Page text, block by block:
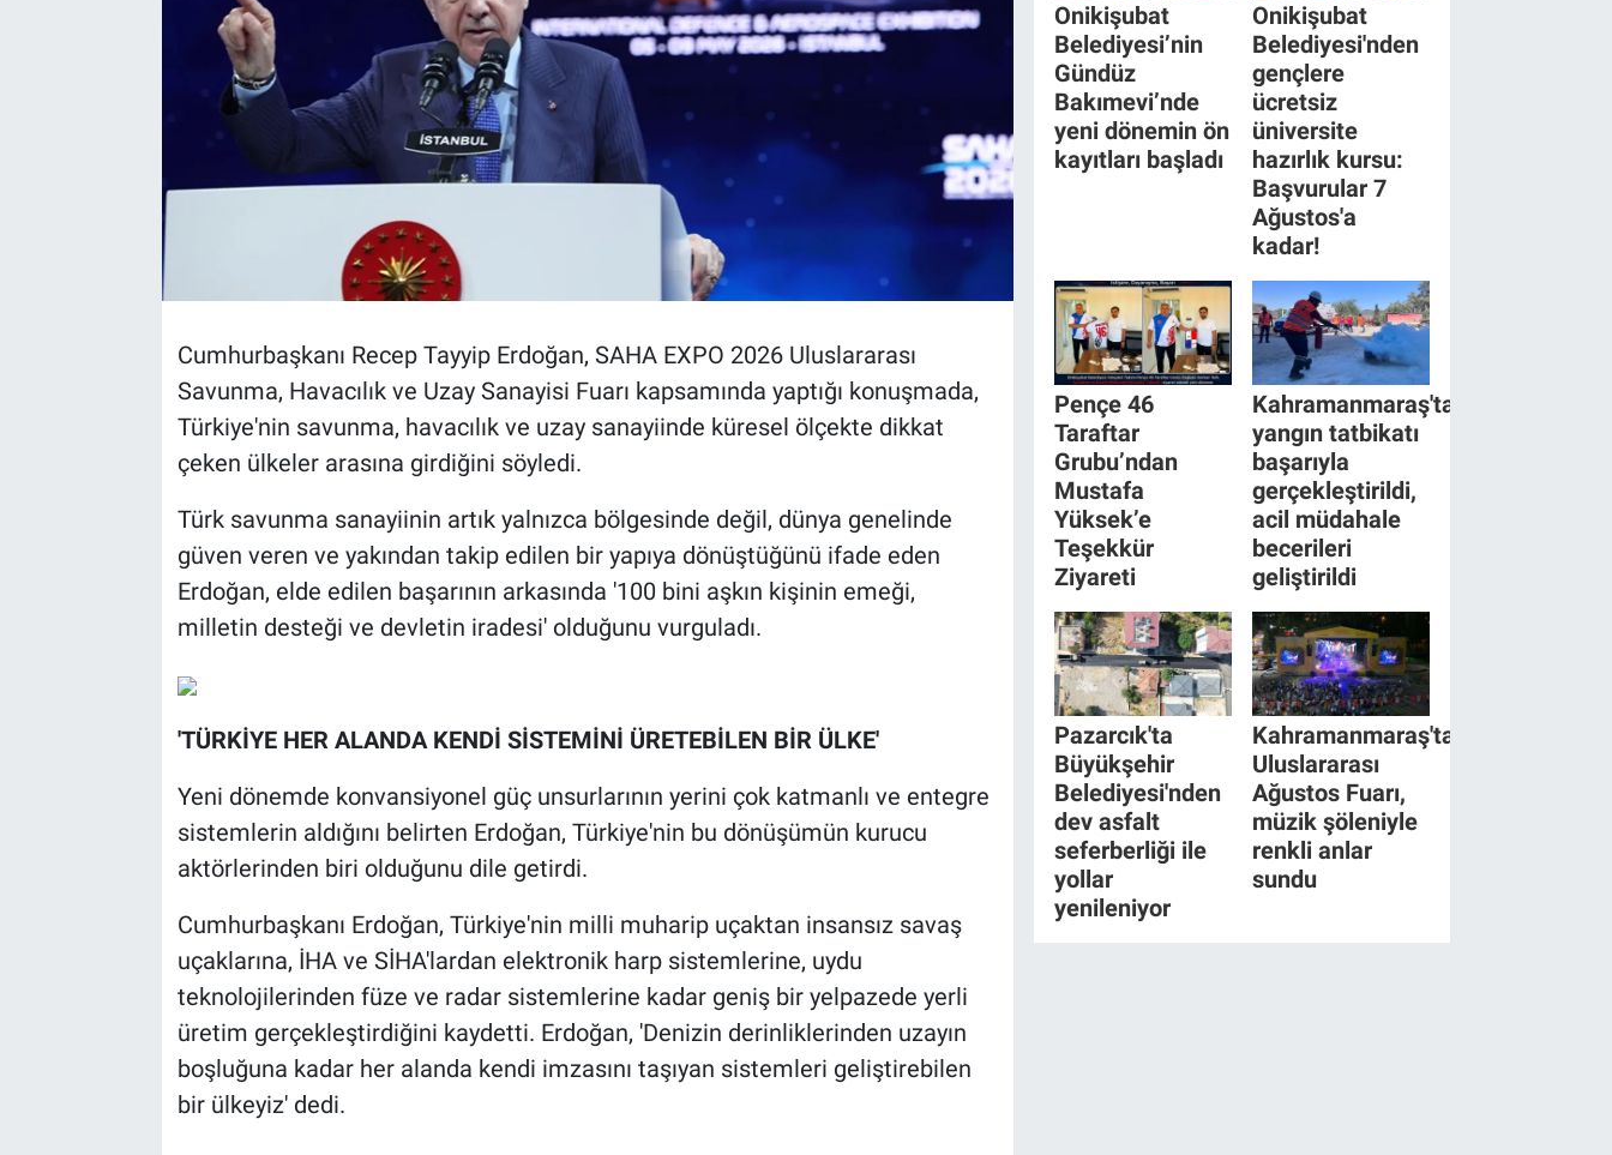
Cumhurbaşkanı Recep Tayyip Erdoğan, SAHA EXPO 2026 Uluslararası
Savunma, Havacılık ve Uzay Sanayisi Fuarı kapsamında yaptığı konuşmada,
Türkiye'nin savunma, havacılık ve uzay sanayiinde küresel ölçekte dikkat
çeken ülkeler arasına girdiğini söyledi.
Türk savunma sanayiinin artık yalnızca bölgesinde değil, dünya genelinde
güven veren ve yakından takip edilen bir yapıya dönüştüğünü ifade eden
Erdoğan, elde edilen başarının arkasında '100 bini aşkın kişinin emeği,
milletin desteği ve devletin iradesi' olduğunu vurguladı.
'TÜRKİYE HER ALANDA KENDİ SİSTEMİNİ ÜRETEBİLEN BİR ÜLKE'
Yeni dönemde konvansiyonel güç unsurlarının yerini çok katmanlı ve entegre
sistemlerin aldığını belirten Erdoğan, Türkiye'nin bu dönüşümün kurucu
aktörlerinden biri olduğunu dile getirdi.
Cumhurbaşkanı Erdoğan, Türkiye'nin milli muharip uçaktan insansız savaş
uçaklarına, İHA ve SİHA'lardan elektronik harp sistemlerine, uydu
teknolojilerinden füze ve radar sistemlerine kadar geniş bir yelpazede yerli
üretim gerçekleştirdiğini kaydetti. Erdoğan, 'Denizin derinliklerinden uzayın
boşluğuna kadar her alanda kendi imzasını taşıyan sistemleri geliştirebilen
bir ülkeyiz' dedi.
Onikişubat
Belediyesi’nin
Gündüz
Bakımevi’nde
yeni dönemin ön
kayıtları başladı
Onikişubat
Belediyesi'nden
gençlere
ücretsiz
üniversite
hazırlık kursu:
Başvurular 7
Ağustos'a
kadar!
Pençe 46
Taraftar
Grubu’ndan
Mustafa
Yüksek’e
Teşekkür
Ziyareti
Kahramanmaraş'ta
yangın tatbikatı
başarıyla
gerçekleştirildi,
acil müdahale
becerileri
geliştirildi
Pazarcık'ta
Büyükşehir
Belediyesi'nden
dev asfalt
seferberliği ile
yollar
yenileniyor
Kahramanmaraş'ta
Uluslararası
Ağustos Fuarı,
müzik şöleniyle
renkli anlar
sundu
BİLİM VE TEKNOLOJİ